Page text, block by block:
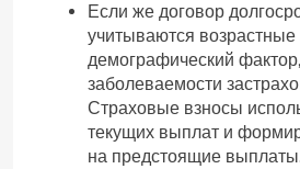
Если же договор
учитываются
демографический
заболеваемости
Страховые взносы
текущих выплат и
на предстоящие